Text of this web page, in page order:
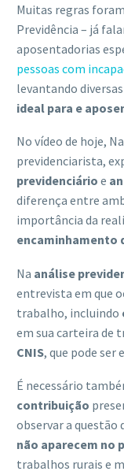
Muitas regras
Previdência – já
aposentadorias
pessoas com
levantando
ideal para e
No vídeo de hoje,
previdenciarista,
previdenciário e
diferença entre
importância da
encaminhamento
Na análise
entrevista em que
trabalho, incluindo
em sua carteira de
CNIS, que pode ser
É necessário
contribuição
observar a questão
não aparecem no
trabalhos rurais e